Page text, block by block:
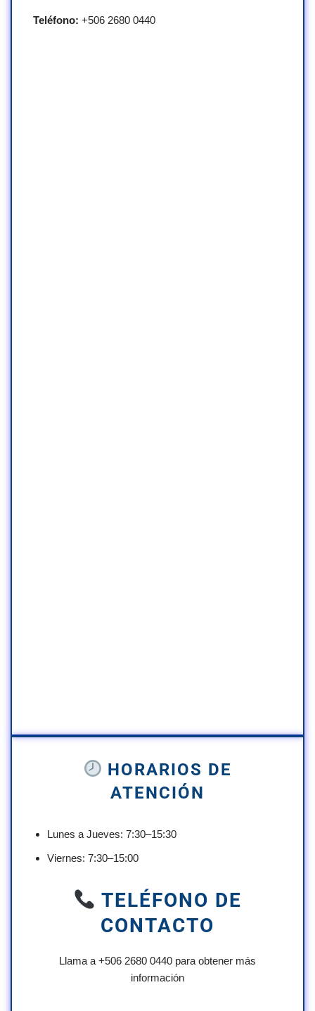
Teléfono: +506 2680 0440
HORARIOS DE
ATENCIÓN
Lunes a Jueves: 7:30–15:30
Viernes: 7:30–15:00
TELÉFONO DE
CONTACTO
Llama a +506 2680 0440 para obtener más
información